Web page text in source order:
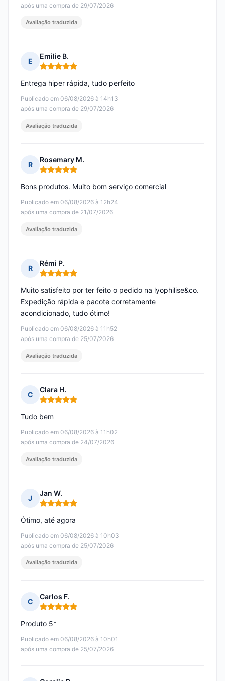
após uma compra de 29/07/2026
Avaliação traduzida
E
Emilie B.
Nota: 5 em 5
Publicado em 06/08/2026 à 14h13
após uma compra de 29/07/2026
Entrega hiper rápida, tudo perfeito
Avaliação traduzida
R
Rosemary M.
Nota: 5 em 5
Publicado em 06/08/2026 à 12h24
após uma compra de 21/07/2026
Bons produtos. Muito bom serviço comercial
Avaliação traduzida
R
Rémi P.
Nota: 5 em 5
Publicado em 06/08/2026 à 11h52
após uma compra de 25/07/2026
Muito satisfeito por ter feito o pedido na lyophilise&co.
Expedição rápida e pacote corretamente
acondicionado, tudo ótimo!
Avaliação traduzida
C
Clara H.
Nota: 5 em 5
Publicado em 06/08/2026 à 11h02
após uma compra de 24/07/2026
Tudo bem
Avaliação traduzida
J
Jan W.
Nota: 5 em 5
Publicado em 06/08/2026 à 10h03
após uma compra de 25/07/2026
Ótimo, até agora
Avaliação traduzida
C
Carlos F.
Nota: 5 em 5
Publicado em 06/08/2026 à 10h01
após uma compra de 25/07/2026
Produto 5*